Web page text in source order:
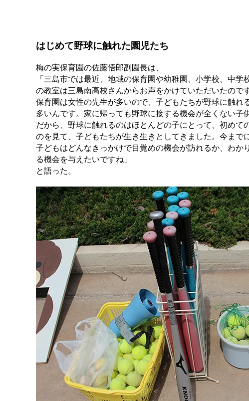
はじめて野球に触れた園児たち
梅の実保育園の佐藤悟郎副園長は、
「三島市では最近、地域の保育園や幼稚園、小学校、中
の教室は三島南高校さんからお声をかけていただいたので
保育園は女性の先生が多いので、子どもたちが野球に触
多いんです。家に帰っても野球に接する機会が全くない子
だから、野球に触れるのはほとんどの子にとって、初め
のを見て、子どもたちが生き生きとしてきました。今まで
子どもはどんなきっかけで目覚めの機会が訪れるか、わ
る機会を与えたいですね」
と語った。